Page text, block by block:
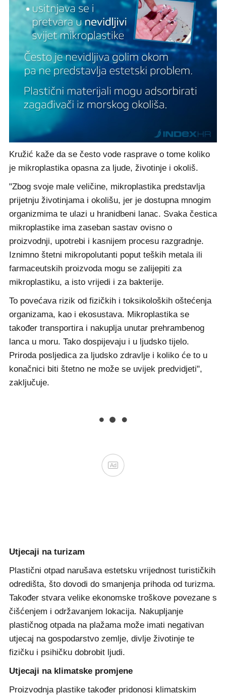
Kružić kaže da se često vode rasprave o tome koliko
je mikroplastika opasna za ljude, životinje i okoliš.
"Zbog svoje male veličine, mikroplastika predstavlja
prijetnju životinjama i okolišu, jer je dostupna mnogim
organizmima te ulazi u hranidbeni lanac. Svaka čestica
mikroplastike ima zaseban sastav ovisno o
proizvodnji, upotrebi i kasnijem procesu razgradnje.
Iznimno štetni mikropolutanti poput teških metala ili
farmaceutskih proizvoda mogu se zalijepiti za
mikroplastiku, a isto vrijedi i za bakterije.
To povećava rizik od fizičkih i toksikoloških oštećenja
organizama, kao i ekosustava. Mikroplastika se
također transportira i nakuplja unutar prehrambenog
lanca u moru. Tako dospijevaju i u ljudsko tijelo.
Priroda posljedica za ljudsko zdravlje i koliko će to u
konačnici biti štetno ne može se uvijek predvidjeti",
zaključuje.
Ad
Utjecaji na turizam
Plastični otpad narušava estetsku vrijednost turističkih
odredišta, što dovodi do smanjenja prihoda od turizma.
Također stvara velike ekonomske troškove povezane s
čišćenjem i održavanjem lokacija. Nakupljanje
plastičnog otpada na plažama može imati negativan
utjecaj na gospodarstvo zemlje, divlje životinje te
fizičku i psihičku dobrobit ljudi.
Utjecaji na klimatske promjene
Proizvodnja plastike također pridonosi klimatskim